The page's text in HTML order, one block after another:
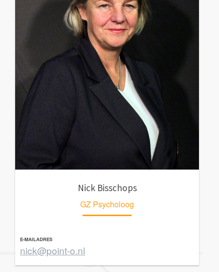
Nick Bisschops
GZ Psycholoog
E-MAILADRES
nick@point-o.nl